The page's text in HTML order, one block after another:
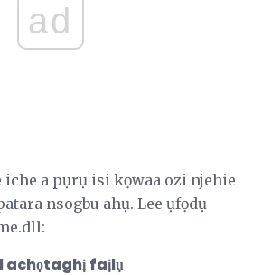
ad
iche a pụrụ isi kọwaa ozi njehie
nsogbu ahụ. Lee ụfọdụ
achọtaghị faịlụ